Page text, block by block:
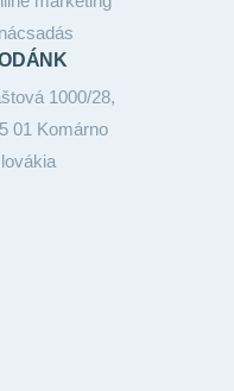
1000/28,
01 Komárno